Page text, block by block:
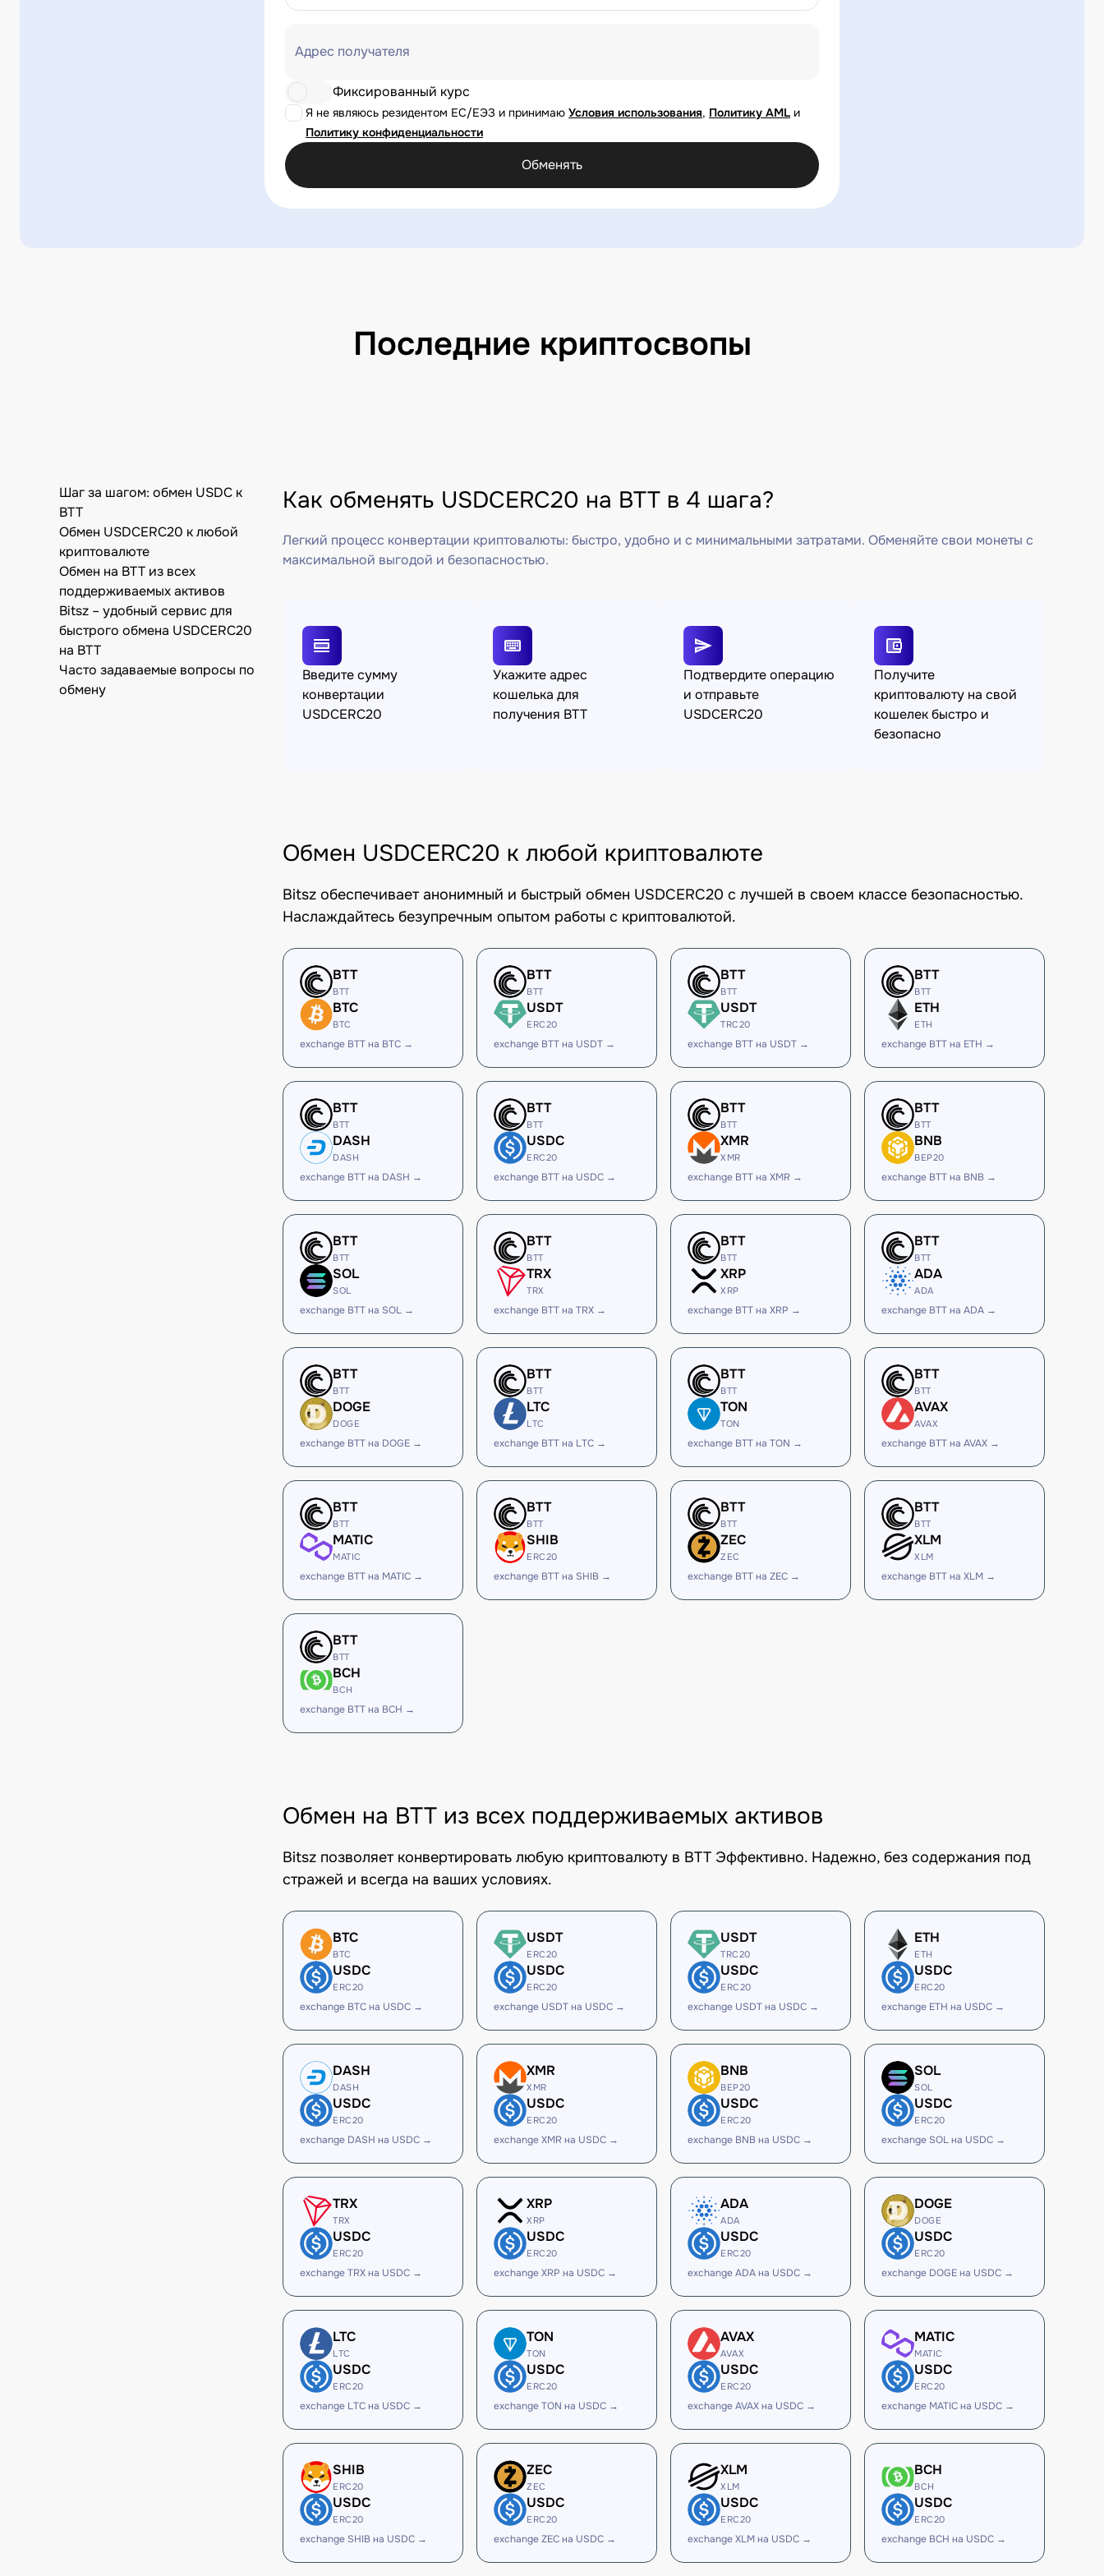
Адрес получателя
Я не являюсь резидентом ЕС/ЕЭЗ и принимаю Условия использования, Политику AML и
Политику конфиденциальности
Фиксированный курс
Обменять
Последние криптосвопы
Шаг за шагом: обмен USDC к
BTT
Обмен USDCERC20 к любой
криптовалюте
Обмен на BTT из всех
поддерживаемых активов
Bitsz – удобный сервис для
быстрого обмена USDCERC20
на BTT
Часто задаваемые вопросы по
обмену
Как обменять USDCERC20 на BTT в 4 шага?
Легкий процесс конвертации криптовалюты: быстро, удобно и с минимальными затратами. Обменяйте свои монеты с
максимальной выгодой и безопасностью.
Введите сумму
конвертации
USDCERC20
Укажите адрес
кошелька для
получения BTT
Подтвердите операцию
и отправьте
USDCERC20
Получите
криптовалюту на свой
кошелек быстро и
безопасно
Обмен USDCERC20 к любой криптовалюте
Bitsz обеспечивает анонимный и быстрый обмен USDCERC20 с лучшей в своем классе безопасностью.
Наслаждайтесь безупречным опытом работы с криптовалютой.
BTT
BTT
BTC
BTC
exchange BTT на BTC →
BTT
BTT
USDT
ERC20
exchange BTT на USDT →
BTT
BTT
USDT
TRC20
exchange BTT на USDT →
BTT
BTT
ETH
ETH
exchange BTT на ETH →
BTT
BTT
DASH
DASH
exchange BTT на DASH →
BTT
BTT
USDC
ERC20
exchange BTT на USDC →
BTT
BTT
XMR
XMR
exchange BTT на XMR →
BTT
BTT
BNB
BEP20
exchange BTT на BNB →
BTT
BTT
SOL
SOL
exchange BTT на SOL →
BTT
BTT
TRX
TRX
exchange BTT на TRX →
BTT
BTT
XRP
XRP
exchange BTT на XRP →
BTT
BTT
ADA
ADA
exchange BTT на ADA →
BTT
BTT
DOGE
DOGE
exchange BTT на DOGE →
BTT
BTT
LTC
LTC
exchange BTT на LTC →
BTT
BTT
TON
TON
exchange BTT на TON →
BTT
BTT
AVAX
AVAX
exchange BTT на AVAX →
BTT
BTT
MATIC
MATIC
exchange BTT на MATIC →
BTT
BTT
SHIB
ERC20
exchange BTT на SHIB →
BTT
BTT
ZEC
ZEC
exchange BTT на ZEC →
BTT
BTT
XLM
XLM
exchange BTT на XLM →
BTT
BTT
BCH
BCH
exchange BTT на BCH →
Обмен на BTT из всех поддерживаемых активов
Bitsz позволяет конвертировать любую криптовалюту в BTT Эффективно. Надежно, без содержания под
стражей и всегда на ваших условиях.
BTC
BTC
USDC
ERC20
exchange BTC на USDC →
USDT
ERC20
USDC
ERC20
exchange USDT на USDC →
USDT
TRC20
USDC
ERC20
exchange USDT на USDC →
ETH
ETH
USDC
ERC20
exchange ETH на USDC →
DASH
DASH
USDC
ERC20
exchange DASH на USDC →
XMR
XMR
USDC
ERC20
exchange XMR на USDC →
BNB
BEP20
USDC
ERC20
exchange BNB на USDC →
SOL
SOL
USDC
ERC20
exchange SOL на USDC →
TRX
TRX
USDC
ERC20
exchange TRX на USDC →
XRP
XRP
USDC
ERC20
exchange XRP на USDC →
ADA
ADA
USDC
ERC20
exchange ADA на USDC →
DOGE
DOGE
USDC
ERC20
exchange DOGE на USDC →
LTC
LTC
USDC
ERC20
exchange LTC на USDC →
TON
TON
USDC
ERC20
exchange TON на USDC →
AVAX
AVAX
USDC
ERC20
exchange AVAX на USDC →
MATIC
MATIC
USDC
ERC20
exchange MATIC на USDC →
SHIB
ERC20
USDC
ERC20
exchange SHIB на USDC →
ZEC
ZEC
USDC
ERC20
exchange ZEC на USDC →
XLM
XLM
USDC
ERC20
exchange XLM на USDC →
BCH
BCH
USDC
ERC20
exchange BCH на USDC →